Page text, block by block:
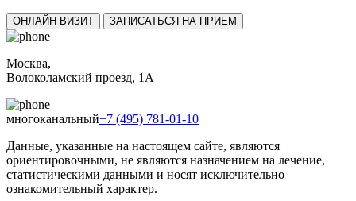
ОНЛАЙН ВИЗИТ ЗАПИСАТЬСЯ НА ПРИЕМ
Москва,
Волоколамский проезд, 1А
многоканальный+7 (495) 781-01-10
Данные, указанные на настоящем сайте, являются
ориентировочными, не являются назначением на лечение,
статистическими данными и носят исключительно
ознакомительный характер.